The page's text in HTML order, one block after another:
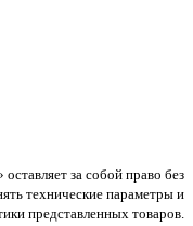
за собой право без
технические параметры и
представленных товаров.